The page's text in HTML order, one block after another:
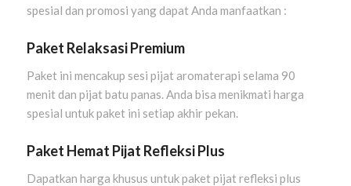
spesial dan promosi yang dapat Anda manfaatkan :
Paket Relaksasi Premium
Paket ini mencakup sesi pijat aromaterapi selama 90
menit dan pijat batu panas. Anda bisa menikmati harga
spesial untuk paket ini setiap akhir pekan.
Paket Hemat Pijat Refleksi Plus
Dapatkan harga khusus untuk paket pijat refleksi plus